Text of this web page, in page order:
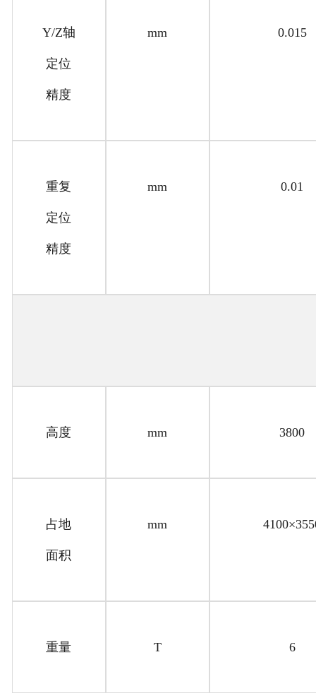
Y/Z轴
定位
精度
mm 0.015
重复
定位
精度
mm 0.01
高度 mm 3800
占地
面积
mm
重量 T 6